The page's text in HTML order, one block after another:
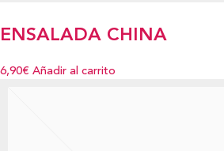
ENSALADA CHINA
6,90€ Añadir al carrito